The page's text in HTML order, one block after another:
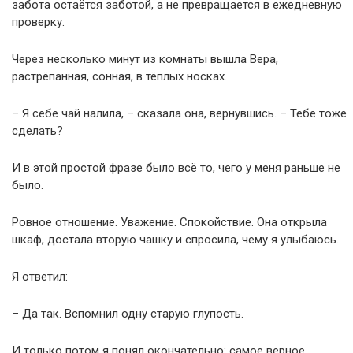
забота остаётся заботой, а не превращается в ежедневную
проверку.
Через несколько минут из комнаты вышла Вера,
растрёпанная, сонная, в тёплых носках.
– Я себе чай налила, – сказала она, вернувшись. – Тебе тоже
сделать?
И в этой простой фразе было всё то, чего у меня раньше не
было.
Ровное отношение. Уважение. Спокойствие. Она открыла
шкаф, достала вторую чашку и спросила, чему я улыбаюсь.
Я ответил:
– Да так. Вспомнил одну старую глупость.